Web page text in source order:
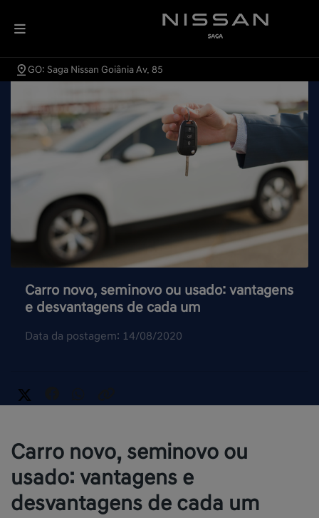
GO: Saga Nissan Goiânia Av. 85
Carro novo, seminovo ou usado: vantagens
e desvantagens de cada um
Data da postagem: 14/08/2020
Carro novo, seminovo ou
usado: vantagens e
desvantagens de cada um